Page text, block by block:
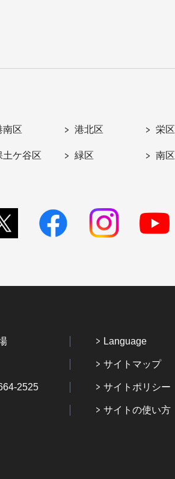
南区 港北区 栄区
土ケ谷区 緑区 南区
2525
Language
サイトマップ
サイトポリシー
サイトの使い方